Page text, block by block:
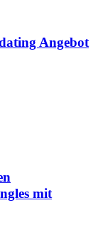
Angebot
mit